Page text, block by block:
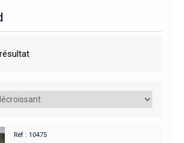
Réf : 10475